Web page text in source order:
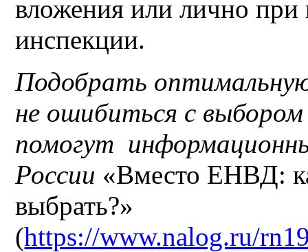
вложения или лично
инспекции.
Подобрать
не ошибиться с
помогут
России «Вместо ЕНВД:
выбрать?»
(https://www.nalog.ru/